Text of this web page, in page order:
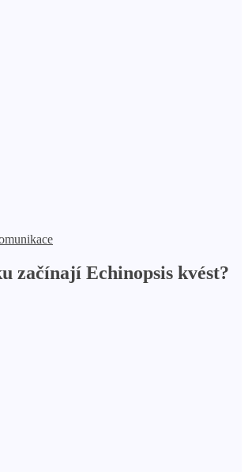
začínají Echinopsis kvést?